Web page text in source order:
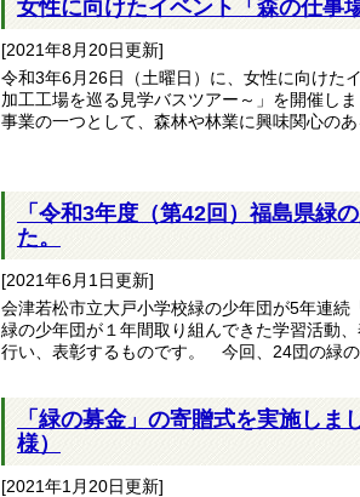
女性に向けたイベント「森の仕事
[2021年8月20日更新]
令和3年6月26日（土曜日）に、女性に向けた
加工工場を巡る見学バスツアー～」を開催し
事業の一つとして、森林や林業に興味関心のあ
「令和3年度（第42回）福島県緑
た。
[2021年6月1日更新]
会津若松市立大戸小学校緑の少年団が5年連
緑の少年団が１年間取り組んできた学習活動
行い、表彰するものです。 今回、24団の緑の
「緑の募金」の寄贈式を実施し
様）
[2021年1月20日更新]